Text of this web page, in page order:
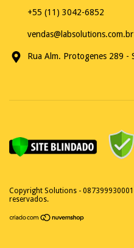
+55 (11) 3042-6852
vendas@labsolutions.com.br
Rua Alm. Protogenes 289 -
Copyright Solutions -
reservados.